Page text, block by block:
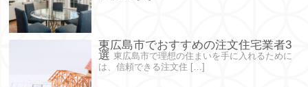
東広島市でおすすめの注文住宅業者3
選 東広島市で理想の住まいを手に入れるために
は、信頼できる注文住 […]